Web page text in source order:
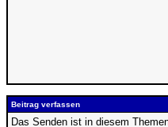
Beitrag verfassen
Das Senden ist in diesem